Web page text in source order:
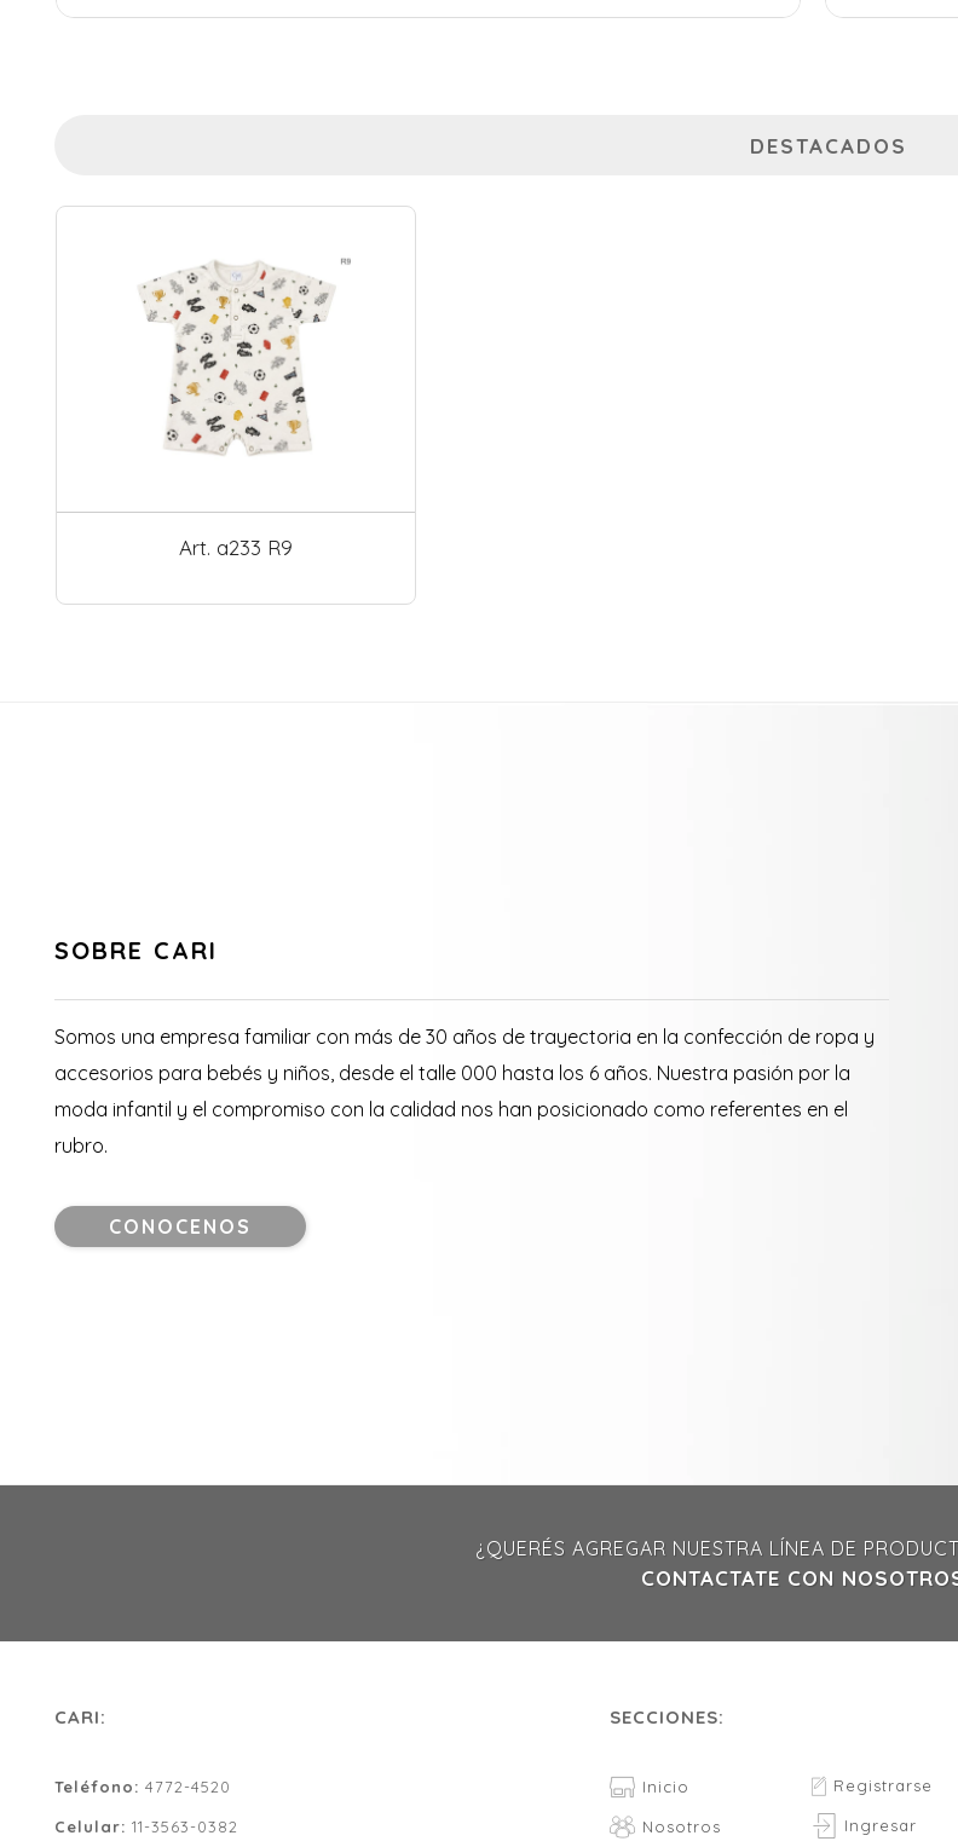
DESTACADOS
Art. a233 R9
SOBRE CARI
Somos una empresa familiar con más de 30 años de trayectoria en la confección de ropa y
accesorios para bebés y niños, desde el talle 000 hasta los 6 años. Nuestra pasión por la
moda infantil y el compromiso con la calidad nos han posicionado como referentes en el
rubro.
CONOCENOS
¿QUERÉS AGREGAR NUESTRA LÍNEA DE
CONTACTATE CON
CARI:
Teléfono: 4772-4520
Celular: 11-3563-0382
SECCIONES:
Inicio
Nosotros
Registrarse
Ingresar